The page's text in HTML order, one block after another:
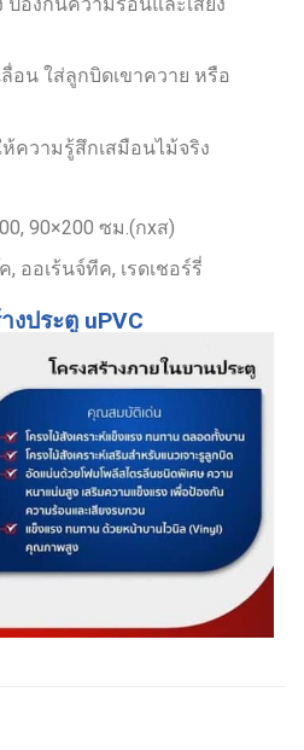
อน ใส่ลูกบิดเขาควาย หรือ
ความรู้สึกเสมือนไม้จริง
90×200 ซม.(กxส)
, ออเร้นจ์ทีค, เรดเชอร์รี่
งประตู uPVC